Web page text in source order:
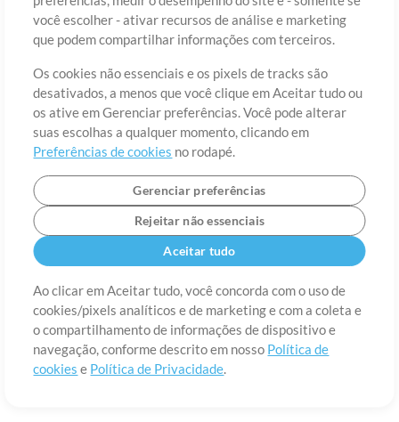
você escolher - ativar recursos de análise e marketing
que podem compartilhar informações com terceiros.
Os cookies não essenciais e os pixels de tracks são
desativados, a menos que você clique em Aceitar tudo ou
os ative em Gerenciar preferências. Você pode alterar
suas escolhas a qualquer momento, clicando em
Preferências de cookies no rodapé.
Gerenciar preferências
Rejeitar não essenciais
Aceitar tudo
Ao clicar em Aceitar tudo, você concorda com o uso de
cookies/pixels analíticos e de marketing e com a coleta e
o compartilhamento de informações de dispositivo e
navegação, conforme descrito em nosso Política de
cookies e Política de Privacidade.
Termos de Uso Política de Privacidade
Preferências de
Contato
©2006-2026 por MultiTracks LLC. Todos os Direitos Reservados.